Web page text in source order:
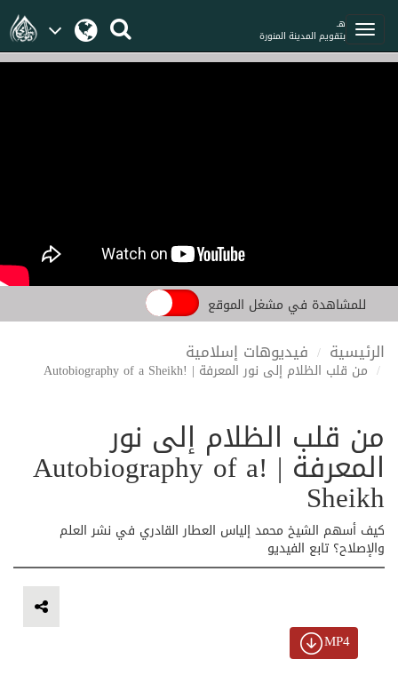
هـ
بتقويم المدينة المنورة
للمشاهدة في مشغل الموقع
الرئيسية فيديوهات إسلامية
من قلب الظلام إلى نور المعرفة | !Autobiography of a Sheikh
من قلب الظلام إلى نور
المعرفة | !Autobiography of a
Sheikh
كيف أسهم الشيخ محمد إلياس العطار القادري في نشر العلم
والإصلاح؟ تابع الفيديو
MP4